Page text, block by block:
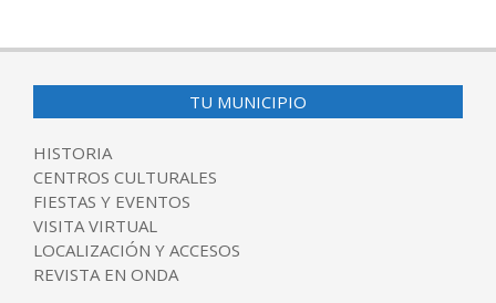
TU MUNICIPIO
HISTORIA
CENTROS CULTURALES
FIESTAS Y EVENTOS
VISITA VIRTUAL
LOCALIZACIÓN Y ACCESOS
REVISTA EN ONDA